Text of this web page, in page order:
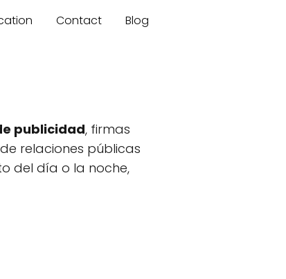
Contact Blog
publicidad, firmas
relaciones públicas
del día o la noche,